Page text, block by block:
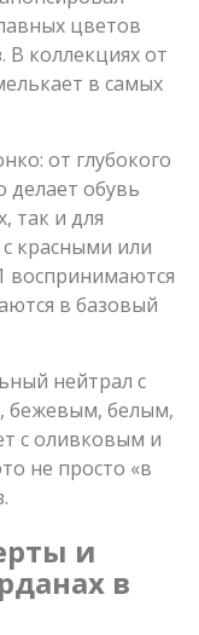
цветов
В коллекциях от
в самых
от глубокого
делает обувь
так и для
красными или
воспринимаются
в базовый
нейтрал с
бежевым, белым,
с оливковым и
не просто «в
и
в